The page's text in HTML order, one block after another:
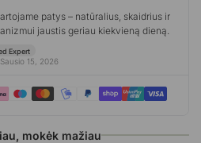
mokėk mažiau